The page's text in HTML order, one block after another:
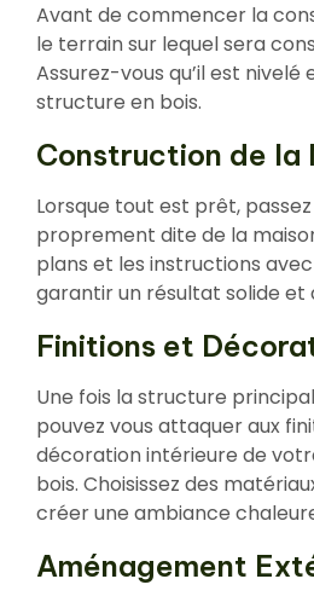
Avant de commencer la
le terrain sur lequel sera
Assurez-vous qu’il est
structure en bois.
Construction de la
Lorsque tout est prêt,
proprement dite de la
plans et les instructions
garantir un résultat solide et
Finitions et
Une fois la structure
pouvez vous attaquer aux
décoration intérieure de
bois. Choisissez des
créer une ambiance
Aménagement